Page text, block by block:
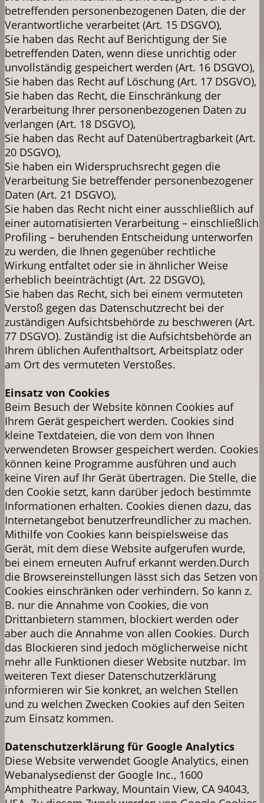
betreffenden personenbezogenen Daten, die der
Verantwortliche verarbeitet (Art. 15 DSGVO),
Sie haben das Recht auf Berichtigung der Sie
betreffenden Daten, wenn diese unrichtig oder
unvollständig gespeichert werden (Art. 16 DSGVO),
Sie haben das Recht auf Löschung (Art. 17 DSGVO),
Sie haben das Recht, die Einschränkung der
Verarbeitung Ihrer personenbezogenen Daten zu
verlangen (Art. 18 DSGVO),
Sie haben das Recht auf Datenübertragbarkeit (Art.
20 DSGVO),
Sie haben ein Widerspruchsrecht gegen die
Verarbeitung Sie betreffender personenbezogener
Daten (Art. 21 DSGVO),
Sie haben das Recht nicht einer ausschließlich auf
einer automatisierten Verarbeitung – einschließlich
Profiling – beruhenden Entscheidung unterworfen
zu werden, die Ihnen gegenüber rechtliche
Wirkung entfaltet oder sie in ähnlicher Weise
erheblich beeinträchtigt (Art. 22 DSGVO),
Sie haben das Recht, sich bei einem vermuteten
Verstoß gegen das Datenschutzrecht bei der
zuständigen Aufsichtsbehörde zu beschweren (Art.
77 DSGVO). Zuständig ist die Aufsichtsbehörde an
Ihrem üblichen Aufenthaltsort, Arbeitsplatz oder
am Ort des vermuteten Verstoßes.
Einsatz von Cookies
Beim Besuch der Website können Cookies auf
Ihrem Gerät gespeichert werden. Cookies sind
kleine Textdateien, die von dem von Ihnen
verwendeten Browser gespeichert werden. Cookies
können keine Programme ausführen und auch
keine Viren auf Ihr Gerät übertragen. Die Stelle, die
den Cookie setzt, kann darüber jedoch bestimmte
Informationen erhalten. Cookies dienen dazu, das
Internetangebot benutzerfreundlicher zu machen.
Mithilfe von Cookies kann beispielsweise das
Gerät, mit dem diese Website aufgerufen wurde,
bei einem erneuten Aufruf erkannt werden.Durch
die Browsereinstellungen lässt sich das Setzen von
Cookies einschränken oder verhindern. So kann z.
B. nur die Annahme von Cookies, die von
Drittanbietern stammen, blockiert werden oder
aber auch die Annahme von allen Cookies. Durch
das Blockieren sind jedoch möglicherweise nicht
mehr alle Funktionen dieser Website nutzbar. Im
weiteren Text dieser Datenschutzerklärung
informieren wir Sie konkret, an welchen Stellen
und zu welchen Zwecken Cookies auf den Seiten
zum Einsatz kommen.
Datenschutzerklärung für Google Analytics
Diese Website verwendet Google Analytics, einen
Webanalysedienst der Google Inc., 1600
Amphitheatre Parkway, Mountain View, CA 94043,